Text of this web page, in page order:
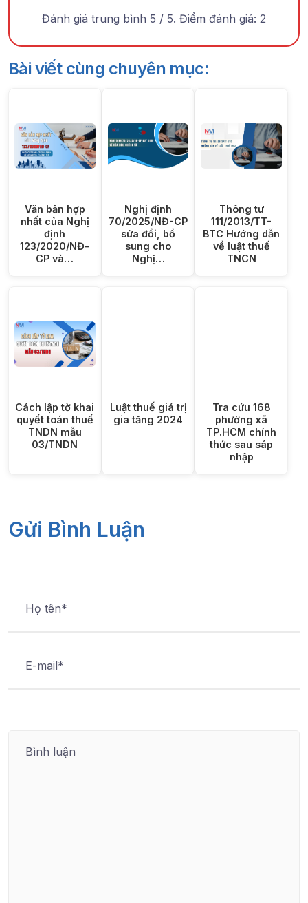
Đánh giá trung bình 5 / 5. Điểm đánh giá: 2
Bài viết cùng chuyên mục:
Văn bản hợp
nhất của Nghị
định
123/2020/NĐ-
CP và…
Nghị định
70/2025/NĐ-CP
sửa đổi, bổ
sung cho
Nghị…
Thông tư
111/2013/TT-
BTC Hướng dẫn
về luật thuế
TNCN
Cách lập tờ khai
quyết toán thuế
TNDN mẫu
03/TNDN
Luật thuế giá trị
gia tăng 2024
Tra cứu 168
phường xã
TP.HCM chính
thức sau sáp
nhập
Gửi Bình Luận